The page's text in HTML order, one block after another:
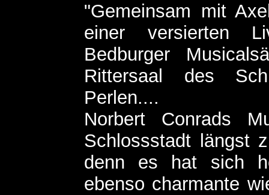
"Gemeinsam mit
einer versierten
Bedburger
Rittersaal des
Perlen....
Norbert Conrads
Schlossstadt längst
denn es hat sich
ebenso charmante